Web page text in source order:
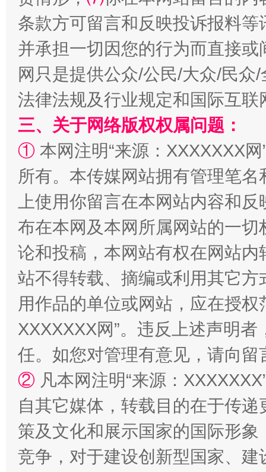
全民健身五年计划来了！等你上场
阿坝州三大球赛在茂县开幕 规模
国家大学科技园优化重塑工作
条款方可留言和反映投诉报料
并承担一切因您的行为而直接
网只是提供公众/公民/大众/民
法律法规及行业规定和国际互
三、关于网络版权权属问题：
① 本网注明“来源：XXXXXXX
所有。本传媒网站拥有管理笔
上使用你留言在本网站内容和
布在本网及本网所属网站的一
论和投稿，本网站有权在网站
站不得转载、摘编或利用其它
用作品的单位或网站，应在授
XXXXXXX网”。违反上述声明
任。如您对管理有意见，请向
② 凡本网注明“来源：
自其它媒体，转载目的在于传
策及文化和展示国家的国际形
竞争，对于建设创新型国家、